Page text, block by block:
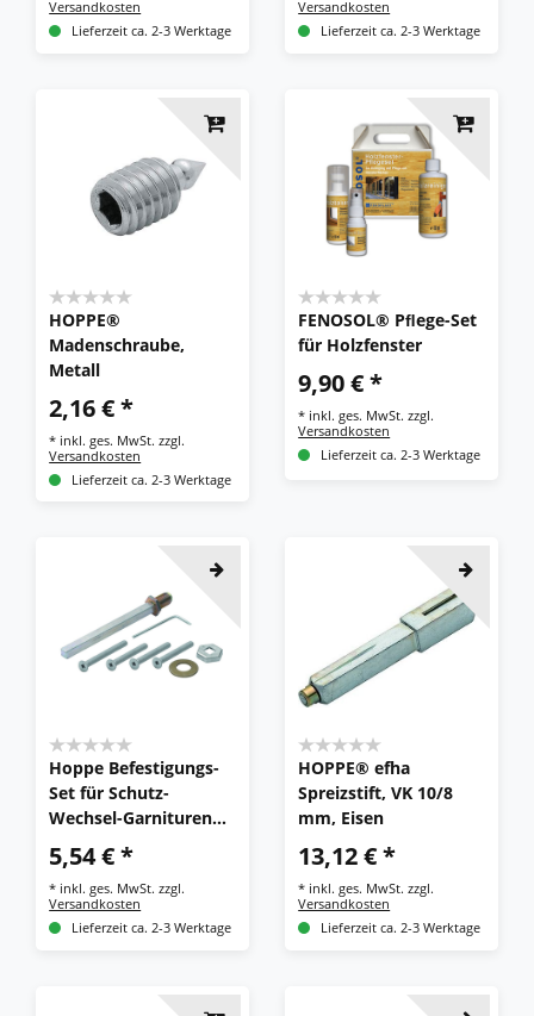
Versandkosten
Lieferzeit ca. 2-3 Werktage
Versandkosten
Lieferzeit ca. 2-3 Werktage
HOPPE®
Madenschraube,
Metall
2,16 € *
* inkl. ges. MwSt. zzgl.
Versandkosten
Lieferzeit ca. 2-3 Werktage
FENOSOL® Pﬂege-Set
für Holzfenster
9,90 € *
* inkl. ges. MwSt. zzgl.
Versandkosten
Lieferzeit ca. 2-3 Werktage
Hoppe Befestigungs-
Set für Schutz-
Wechsel-Garnituren
(Knopf/Griff)
5,54 € *
* inkl. ges. MwSt. zzgl.
Versandkosten
Lieferzeit ca. 2-3 Werktage
HOPPE® efha
Spreizstift, VK 10/8
mm, Eisen
13,12 € *
* inkl. ges. MwSt. zzgl.
Versandkosten
Lieferzeit ca. 2-3 Werktage